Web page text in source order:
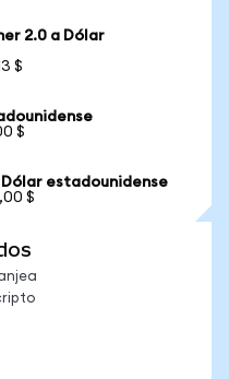
2.0 a Dólar
$
$
estadounidense
$